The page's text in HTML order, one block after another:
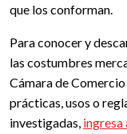
que los conforman.
Para conocer y
las costumbres
Cámara de
prácticas, usos o
investigadas,